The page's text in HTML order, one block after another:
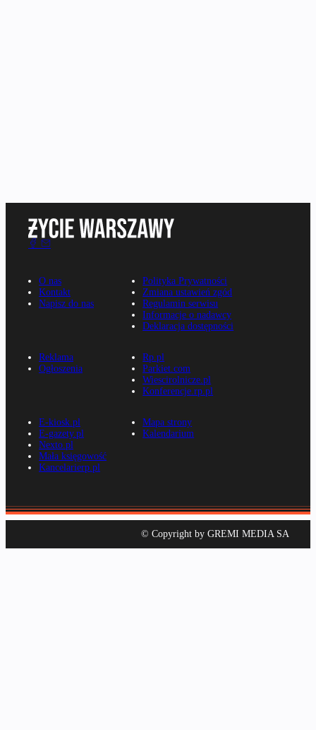
O nas
Kontakt
Napisz do nas
Polityka Prywatności
Zmiana ustawień zgód
Regulamin serwisu
Informacje o nadawcy
Deklaracja dostępności
Reklama
Ogłoszenia
Rp.pl
Parkiet.com
Wiescirolnicze.pl
Konferencje.rp.pl
E-kiosk.pl
E-gazety.pl
Nexto.pl
Mała księgowość
Kancelarierp.pl
Mapa strony
Kalendarium
© Copyright by GREMI MEDIA SA